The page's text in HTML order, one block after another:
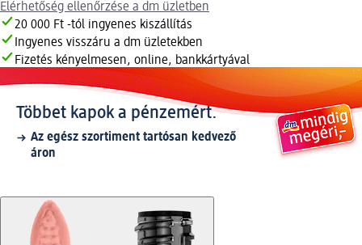
Elérhetőség ellenőrzése a dm üzletben
20 000 Ft -tól ingyenes kiszállítás
Ingyenes visszáru a dm üzletekben
Fizetés kényelmesen, online, bankkártyával
Többet kapok a pénzemért.
Az egész szortiment tartósan kedvező
áron